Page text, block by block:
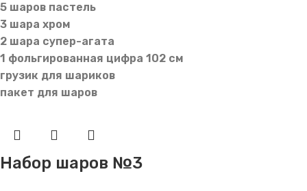
5 шаров пастель
3 шара хром
2 шара супер-агата
1 фольгированная цифра 102 см
грузик для шариков
пакет для шаров
Набор шаров №3